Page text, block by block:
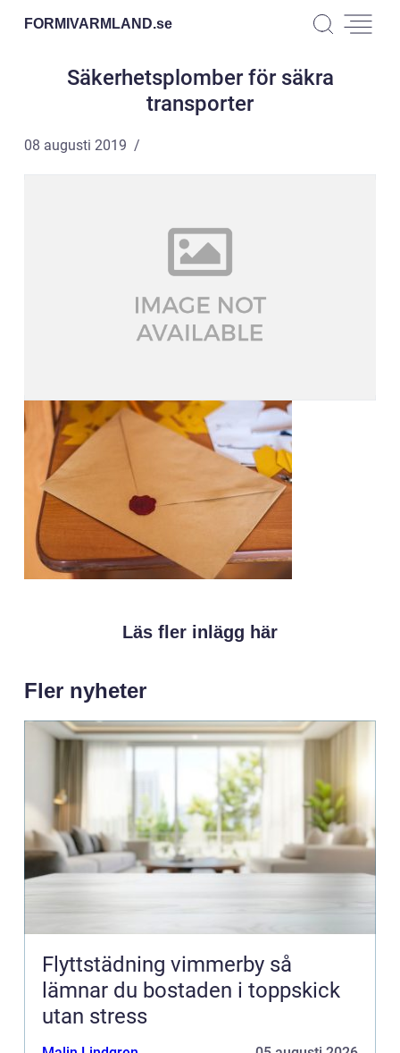
FORMIVARMLAND.se
Säkerhetsplomber för säkra
transporter
08 augusti 2019
Läs fler inlägg här
Fler nyheter
Flyttstädning vimmerby så
lämnar du bostaden i toppskick
utan stress